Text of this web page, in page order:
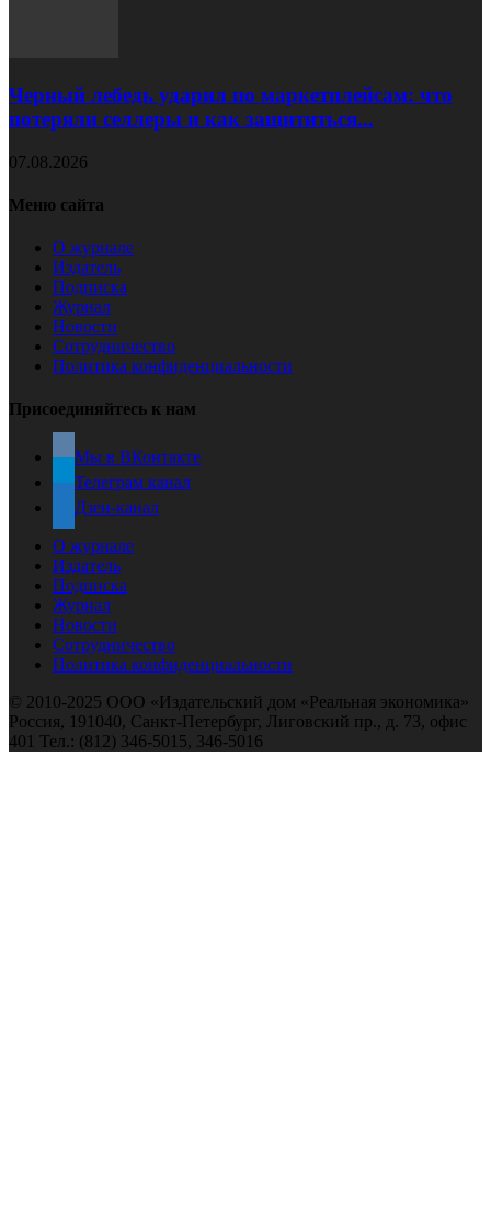
Черный лебедь ударил по маркетплейсам: что
потеряли селлеры и как защититься...
07.08.2026
Меню сайта
О журнале
Издатель
Подписка
Журнал
Новости
Сотрудничество
Политика конфиденциальности
Присоединяйтесь к нам
Мы в ВКонтакте
Телеграм канал
Дзен-канал
О журнале
Издатель
Подписка
Журнал
Новости
Сотрудничество
Политика конфиденциальности
© 2010-2025 ООО «Издательский дом «Реальная экономика»
Россия, 191040, Санкт-Петербург, Лиговский пр., д. 73, офис
401 Тел.: (812) 346-5015, 346-5016